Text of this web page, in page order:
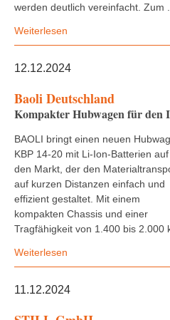
werden deutlich vereinfacht. Zum ...
Weiterlesen
12.12.2024
Baoli Deutschland
Kompakter Hubwagen für den
BAOLI bringt einen neuen
KBP 14-20 mit Li-Ion-Batterien auf
den Markt, der den
auf kurzen Distanzen einfach und
effizient gestaltet. Mit einem
kompakten Chassis und einer
Tragfähigkeit von 1.400 bis 2.000
Weiterlesen
11.12.2024